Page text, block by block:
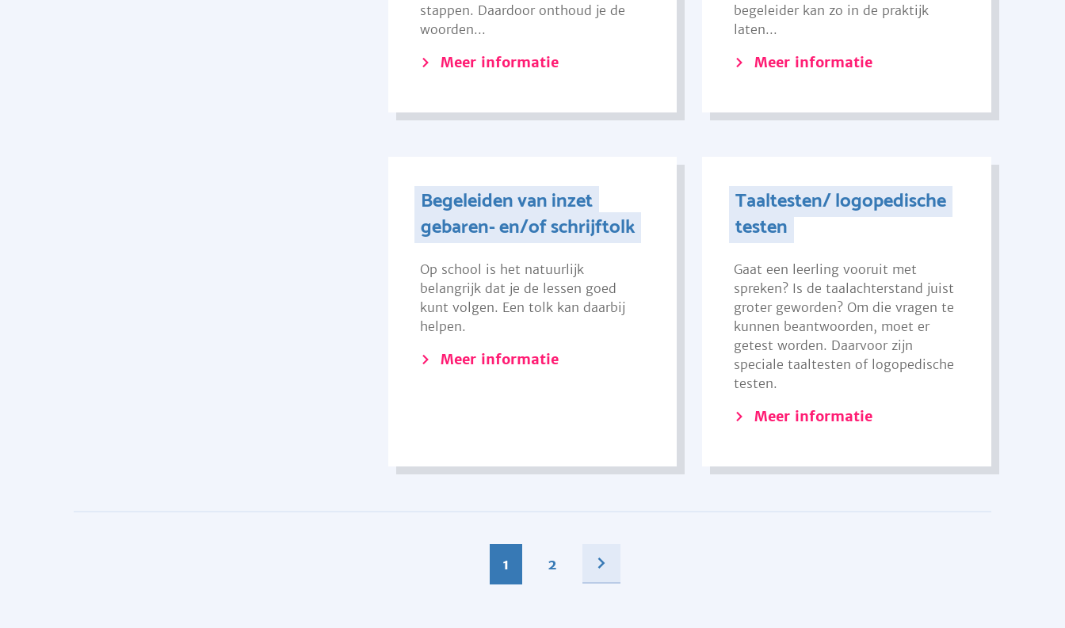
stappen. Daardoor onthoud je de
woorden...
Meer informatie
begeleider kan zo in de praktijk
laten...
Meer informatie
Begeleiden van inzet
gebaren- en/of schrijftolk
Op school is het natuurlijk
belangrijk dat je de lessen goed
kunt volgen. Een tolk kan daarbij
helpen.
Meer informatie
Taaltesten/ logopedische
testen
Gaat een leerling vooruit met
spreken? Is de taalachterstand juist
groter geworden? Om die vragen te
kunnen beantwoorden, moet er
getest worden. Daarvoor zijn
speciale taaltesten of logopedische
testen.
Meer informatie
1 2